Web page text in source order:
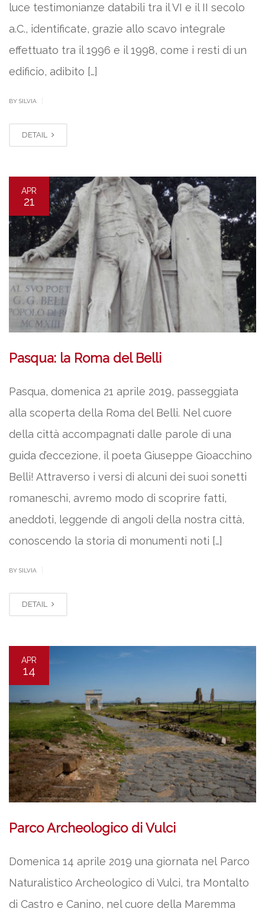
luce testimonianze databili tra il VI e il II secolo
a.C., identificate, grazie allo scavo integrale
effettuato tra il 1996 e il 1998, come i resti di un
edificio, adibito […]
BY SILVIA
DETAIL
APR
21
Pasqua: la Roma del Belli
Pasqua, domenica 21 aprile 2019, passeggiata
alla scoperta della Roma del Belli. Nel cuore
della città accompagnati dalle parole di una
guida d’eccezione, il poeta Giuseppe Gioacchino
Belli! Attraverso i versi di alcuni dei suoi sonetti
romaneschi, avremo modo di scoprire fatti,
aneddoti, leggende di angoli della nostra città,
conoscendo la storia di monumenti noti […]
BY SILVIA
DETAIL
APR
14
Parco Archeologico di Vulci
Domenica 14 aprile 2019 una giornata nel Parco
Naturalistico Archeologico di Vulci, tra Montalto
di Castro e Canino, nel cuore della Maremma